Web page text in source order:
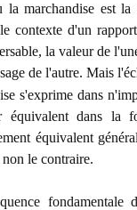
la marchandise est
contexte d'un
la valeur de
de l'autre. Mais
s'exprime dans
équivalent dans la
équivalent
le contraire.
fondamentale